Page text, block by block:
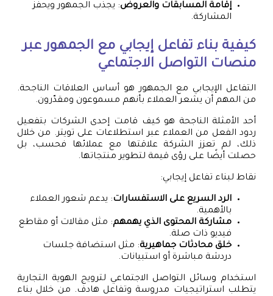
إقامة المسابقات والعروض: يجذب الجمهور ويحفز
المشاركة.
كيفية بناء تفاعل إيجابي مع الجمهور عبر
منصات التواصل الاجتماعي
التفاعل الإيجابي مع الجمهور هو أساس العلاقات الناجحة.
من المهم أن يشعر العملاء بأنهم مسموعون ومقدّرون.
أحد الأمثلة الناجحة هو كيف قامت إحدى الشركات بتفعيل
ردود الفعل من العملاء عبر استطلاعات على تويتر. من خلال
ذلك، لم تعزز الشركة علاقتها مع عملائها فحسب، بل
حصلت أيضًا على رؤى قيمة لتطوير منتجاتها.
نقاط لبناء تفاعل إيجابي:
الرد السريع على الاستفسارات: يدعم شعور العملاء
بالأهمية.
مشاركة المحتوى الذي يهمهم: مثل مقالات أو مقاطع
فيديو ذات صلة.
خلق محادثات جماهيرية: مثل استضافة جلسات
دردشة مباشرة أو استبيانات.
استخدام وسائل التواصل الاجتماعي لترويج الهوية التجارية
يتطلب استراتيجيات مدروسة وتفاعل هادف. من خلال بناء